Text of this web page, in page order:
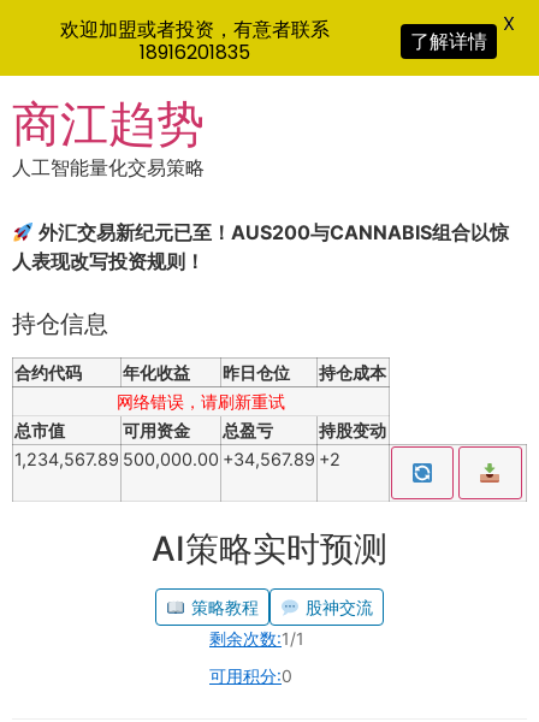
to
content
商江趋势
人工智能量化交易策略
外汇交易新纪元已至！AUS200与CANNABIS组合以惊
人表现改写投资规则！
持仓信息
合约代码 年化收益 昨日仓位
持仓成本
网络错误，请刷新重试
总市值
可用资金 总盈亏
持股变动
1,234,567.89 500,000.00 +34,567.89 +2
AI策略实时预测
策略教程
股神交流
剩余次数:1/1
可用积分:0
欢迎加盟或者投资，有意者联系
18916201835
了解详情
X